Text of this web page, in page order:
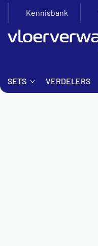
Kennisbank
SETS VERDELERS